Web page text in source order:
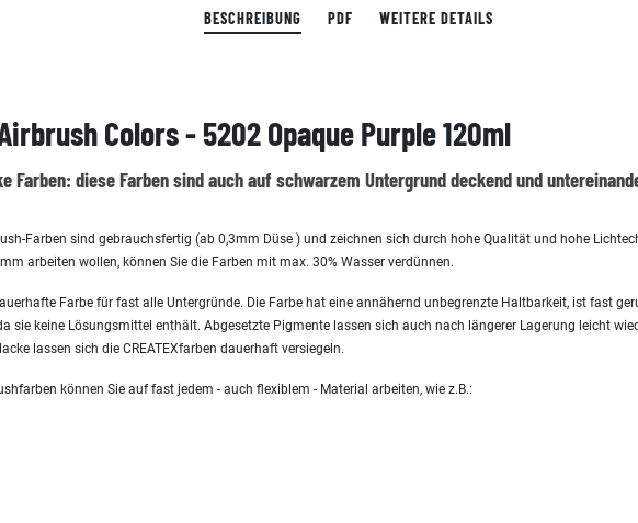
BESCHREIBUNG PDF WEITERE DETAILS
Airbrush Colors - 5202 Opaque Purple 120ml
Farben: diese Farben sind auch auf schwarzem Untergrund deckend und
Farben sind gebrauchsfertig (ab 0,3mm Düse ) und zeichnen sich durch hohe Qualität und hohe
arbeiten wollen, können Sie die Farben mit max. 30% Wasser verdünnen.
Farbe für fast alle Untergründe. Die Farbe hat eine annähernd unbegrenzte Haltbarkeit, ist fast
sie keine Lösungsmittel enthält. Abgesetzte Pigmente lassen sich auch nach längerer Lagerung leicht
lassen sich die CREATEXfarben dauerhaft versiegeln.
können Sie auf fast jedem - auch flexiblem - Material arbeiten, wie z.B.: